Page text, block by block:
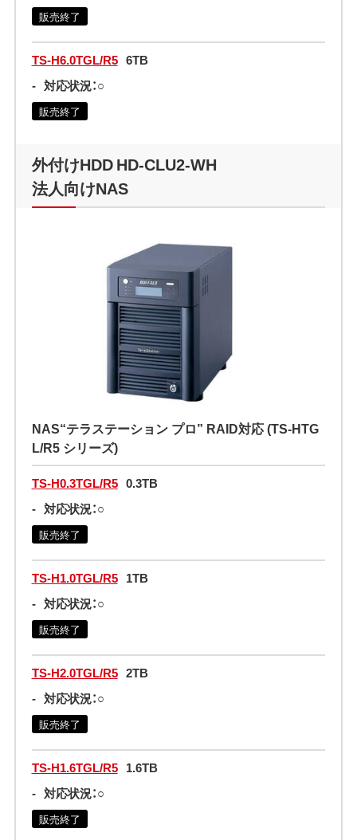
販売終了
TS-H6.0TGL/R5 6TB
- 対応状況：○
販売終了
外付けHDD HD-CLU2-WH
法人向けNAS
NAS“テラステーション プロ” RAID対応 (TS-HTG
L/R5 シリーズ)
TS-H0.3TGL/R5 0.3TB
- 対応状況：○
販売終了
TS-H1.0TGL/R5 1TB
- 対応状況：○
販売終了
TS-H2.0TGL/R5 2TB
- 対応状況：○
販売終了
TS-H1.6TGL/R5 1.6TB
- 対応状況：○
販売終了